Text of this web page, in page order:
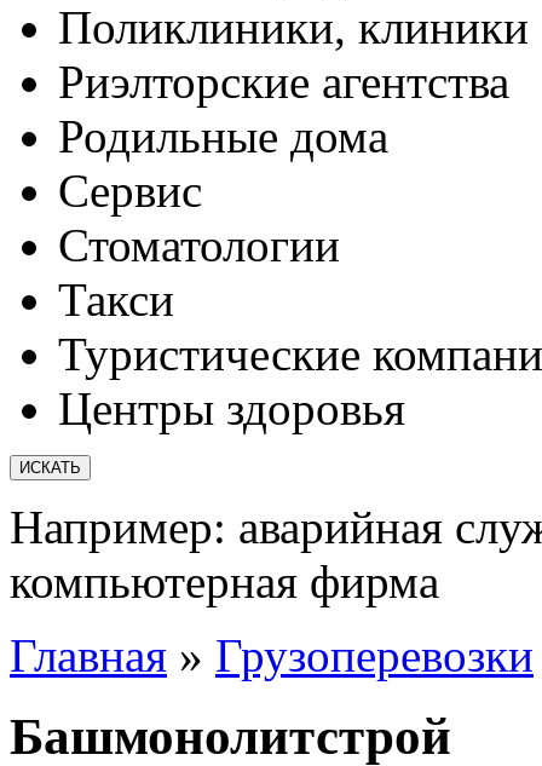
Поликлиники, клиники
Риэлторские агентства
Родильные дома
Сервис
Стоматологии
Такси
Туристические
Центры здоровья
Например: аварийная
компьютерная фирма
Главная » Грузоперевозки
Башмонолитстрой